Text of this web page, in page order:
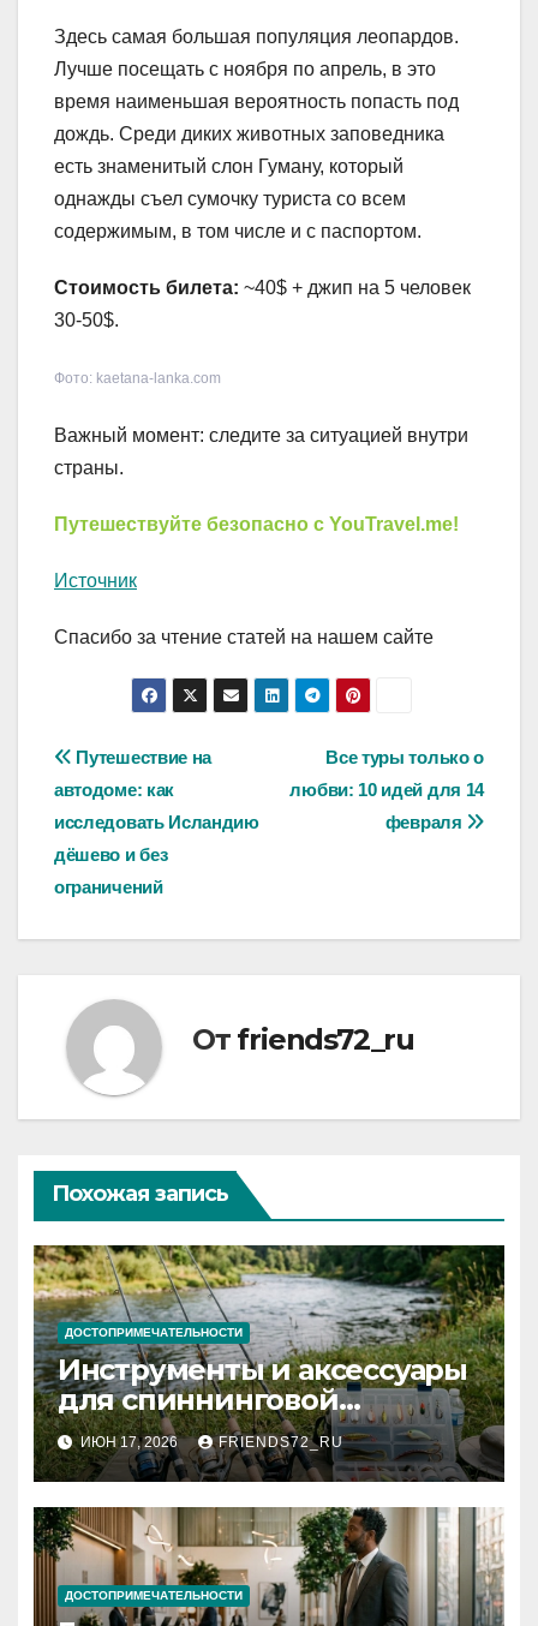
Здесь самая большая популяция леопардов.
Лучше посещать с ноября по апрель, в это
время наименьшая вероятность попасть под
дождь. Среди диких животных заповедника
есть знаменитый слон Гуману, который
однажды съел сумочку туриста со всем
содержимым, в том числе и с паспортом.
Стоимость билета: ~40$ + джип на 5 человек
30-50$.
Фото: kaetana-lanka.com
Важный момент: следите за ситуацией внутри
страны.
Путешествуйте безопасно с YouTravel.me!
Источник
Спасибо за чтение статей на нашем сайте
Навигация
по
записям
Все туры только о
любви: 10 идей для 14
февраля
Путешествие на
автодоме: как
исследовать Исландию
дёшево и без
ограничений
От friends72_ru
Похожая запись
ДОСТОПРИМЕЧАТЕЛЬНОСТИ
Инструменты и аксессуары
для спиннинговой
рыбалки: назначение и
типы
ИЮН 17, 2026 FRIENDS72_RU
ДОСТОПРИМЕЧАТЕЛЬНОСТИ